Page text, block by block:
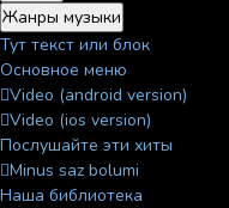
Жанры музыки
Тут текст или блок
Основное меню
Video (android version)
Video (ios version)
Послушайте эти хиты
Minus saz bolumi
Наша библиотека